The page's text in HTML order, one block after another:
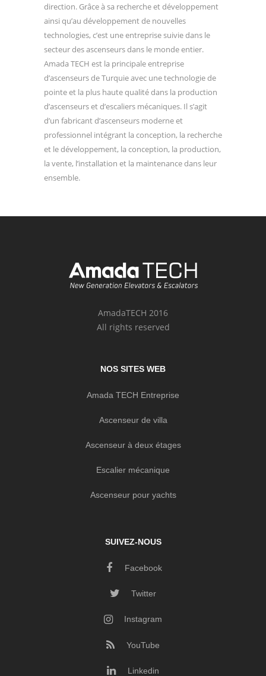
direction. Grâce à sa recherche et développement
ainsi qu’au développement de nouvelles
technologies, c’est une entreprise suivie dans le
secteur des ascenseurs dans le monde entier.
Amada TECH est la principale entreprise
d’ascenseurs de Turquie avec une technologie de
pointe et la plus haute qualité dans la production
d’ascenseurs et d’escaliers mécaniques. Il s’agit
d’un fabricant d’ascenseurs moderne et
professionnel intégrant la conception, la recherche
et le développement, la conception, la production,
la vente, l’installation et la maintenance dans leur
ensemble.
AmadaTECH 2016
All rights reserved
NOS SITES WEB
Amada TECH Entreprise
Ascenseur de villa
Ascenseur à deux étages
Escalier mécanique
Ascenseur pour yachts
SUIVEZ-NOUS
Facebook
Twitter
Instagram
YouTube
Linkedin